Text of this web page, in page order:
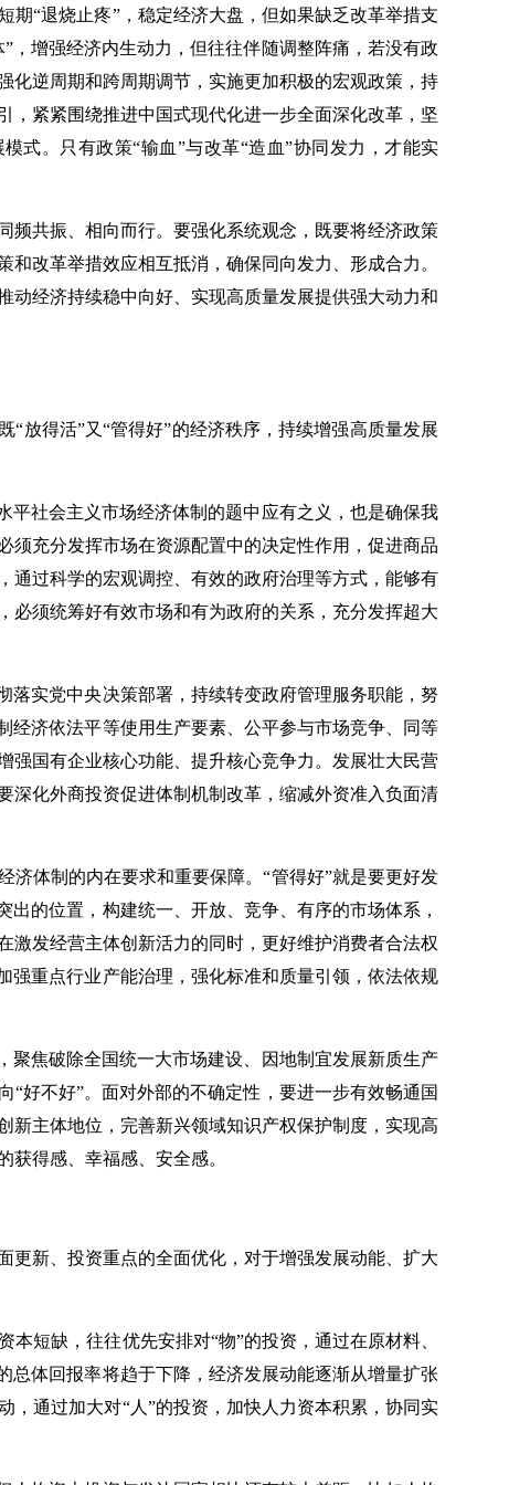
“退烧止疼”，稳定经济大盘，但如果缺乏改革举措支
，增强经济内生动力，但往往伴随调整阵痛，若没有政
化逆周期和跨周期调节，实施更加积极的宏观政策，持
，紧紧围绕推进中国式现代化进一步全面深化改革，坚
式。只有政策“输血”与改革“造血”协同发力，才能实
频共振、相向而行。要强化系统观念，既要将经济政策
改革举措效应相互抵消，确保同向发力、形成合力。
动经济持续稳中向好、实现高质量发展提供强大动力和
放得活”又“管得好”的经济秩序，持续增强高质量发展
平社会主义市场经济体制的题中应有之义，也是确保我
须充分发挥市场在资源配置中的决定性作用，促进商品
通过科学的宏观调控、有效的政府治理等方式，能够有
必须统筹好有效市场和有为政府的关系，充分发挥超大
落实党中央决策部署，持续转变政府管理服务职能，努
经济依法平等使用生产要素、公平参与市场竞争、同等
强国有企业核心功能、提升核心竞争力。发展壮大民营
深化外商投资促进体制机制改革，缩减外资准入负面清
济体制的内在要求和重要保障。“管得好”就是要更好发
的位置，构建统一、开放、竞争、有序的市场体系，
激发经营主体创新活力的同时，更好维护消费者合法权
强重点行业产能治理，强化标准和质量引领，依法依规
聚焦破除全国统一大市场建设、因地制宜发展新质生产
好不好”。面对外部的不确定性，要进一步有效畅通国
新主体地位，完善新兴领域知识产权保护制度，实现高
得感、幸福感、安全感。
更新、投资重点的全面优化，对于增强发展动能、扩大
短缺，往往优先安排对“物”的投资，通过在原材料、
总体回报率将趋于下降，经济发展动能逐渐从增量扩张
，通过加大对“人”的投资，加快人力资本积累，协同实